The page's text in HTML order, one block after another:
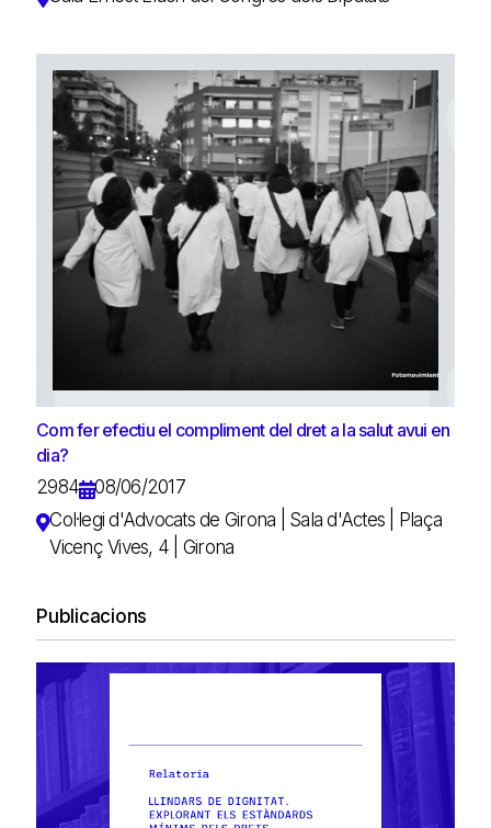
Com fer efectiu el compliment del dret a la salut avui en
dia?
2984
08/06/2017
Col·legi d'Advocats de Girona | Sala d'Actes | Plaça
Vicenç Vives, 4 | Girona
Publicacions